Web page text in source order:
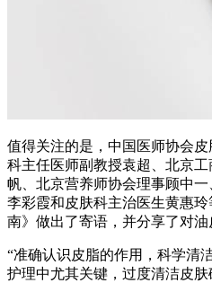
值得关注的是，中国医师协会
科主任医师副教授袁超、北京
帆、北京营养师协会理事顾中
李彩霞和皮肤科主治医生黄惠
南》做出了寄语，并分享了对油
“准确认识皮脂的作用，科学清
护理中尤其关键，过度清洁皮